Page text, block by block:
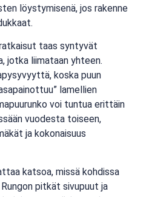
löystymisenä, jos rakenne
taas syntyvät
jotka liimataan yhteen.
koska puun
lamellien
voi tuntua erittäin
vuodesta toiseen,
ja kokonaisuus
katsoa, missä kohdissa
pitkät sivupuut ja